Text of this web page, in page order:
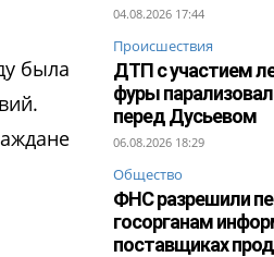
была
04.08.2026 17:44
Происшествия
ДТП с участием
фуры
перед Дусьевом
06.08.2026 18:29
Общество
ФНС разрешили
госорганам
поставщиках